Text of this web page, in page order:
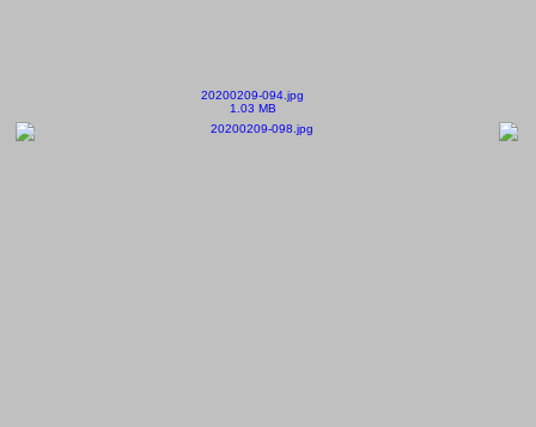
20200209-094.jpg
1.03 MB